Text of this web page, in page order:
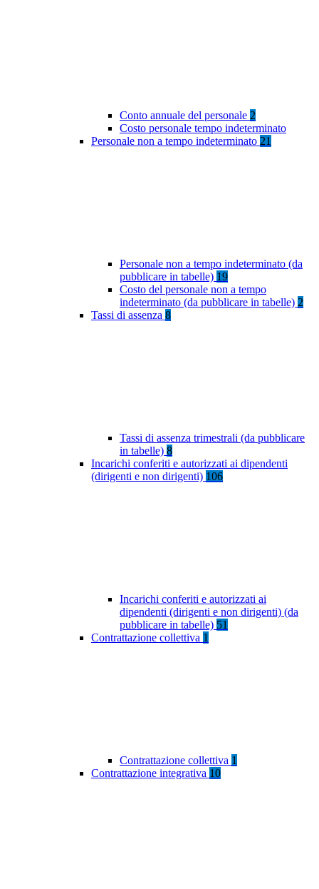
Conto annuale del personale 2
Costo personale tempo indeterminato
Personale non a tempo indeterminato 21
Personale non a tempo indeterminato (da
pubblicare in tabelle) 19
Costo del personale non a tempo
indeterminato (da pubblicare in tabelle) 2
Tassi di assenza 8
Tassi di assenza trimestrali (da pubblicare
in tabelle) 8
Incarichi conferiti e autorizzati ai dipendenti
(dirigenti e non dirigenti) 106
Incarichi conferiti e autorizzati ai
dipendenti (dirigenti e non dirigenti) (da
pubblicare in tabelle) 51
Contrattazione collettiva 1
Contrattazione collettiva 1
Contrattazione integrativa 10